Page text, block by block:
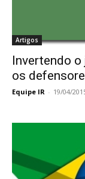
Artigos
Invertendo
os
Equipe IR - 19/04/